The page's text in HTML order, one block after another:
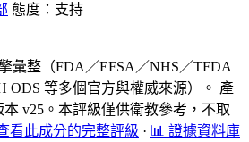
態度：支持
彙整（FDA／EFSA／NHS／TFDA
ODS 等多個官方與權威來源）。 產
v25。本評級僅供衛教參考，不取
看此成分的完整評級 · 📊 證據資料庫